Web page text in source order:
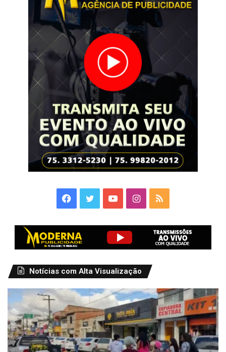
Facebook
TwitterYouTubeInstagram
RSS
Notícias com Alta Visualização